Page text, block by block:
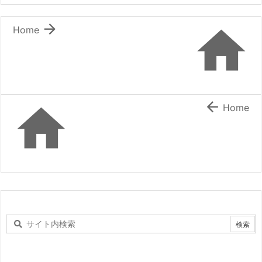


Home
  Home